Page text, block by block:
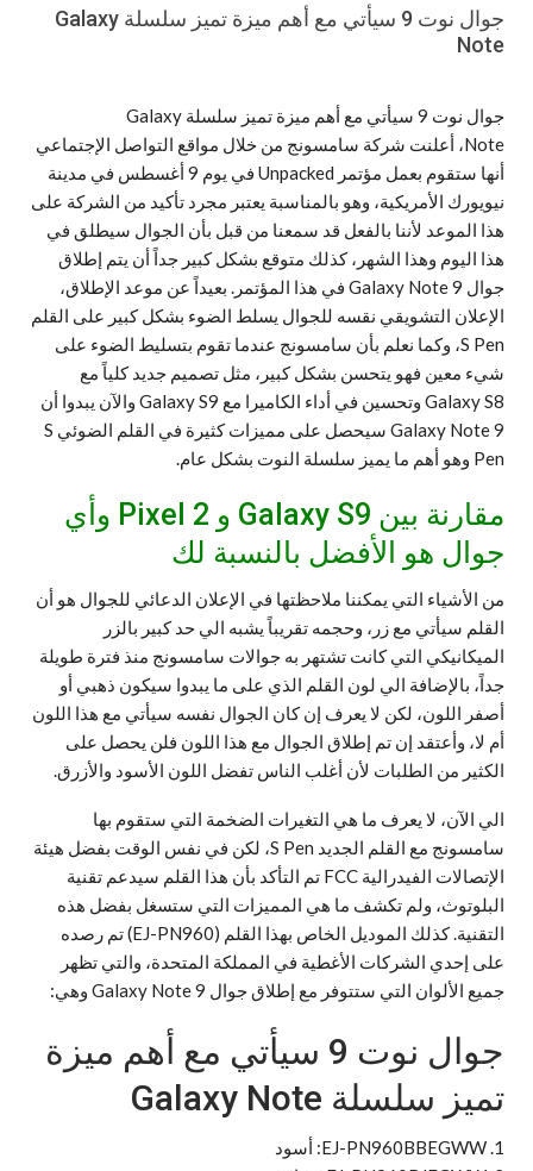
جوال نوت 9 سيأتي مع أهم ميزة تميز سلسلة Galaxy
Note
جوال نوت 9 سيأتي مع أهم ميزة تميز سلسلة Galaxy
Note، أعلنت شركة سامسونج من خلال مواقع التواصل الإجتماعي
أنها ستقوم بعمل مؤتمر Unpacked في يوم 9 أغسطس في مدينة
نيويورك الأمريكية، وهو بالمناسبة يعتبر مجرد تأكيد من الشركة على
هذا الموعد لأننا بالفعل قد سمعنا من قبل بأن الجوال سيطلق في
هذا اليوم وهذا الشهر، كذلك متوقع بشكل كبير جداً أن يتم إطلاق
جوال Galaxy Note 9 في هذا المؤتمر. بعيداً عن موعد الإطلاق،
الإعلان التشويقي نقسه للجوال يسلط الضوء بشكل كبير على القلم
S Pen، وكما نعلم بأن سامسونج عندما تقوم بتسليط الضوء على
شيء معين فهو يتحسن بشكل كبير، مثل تصميم جديد كلياً مع
Galaxy S8 وتحسين في أداء الكاميرا مع Galaxy S9 والآن يبدوا أن
Galaxy Note 9 سيحصل على مميزات كثيرة في القلم الضوئي S
Pen وهو أهم ما يميز سلسلة النوت بشكل عام.
مقارنة بين Galaxy S9 و Pixel 2 وأي
جوال هو الأفضل بالنسبة لك
من الأشياء التي يمكننا ملاحظتها في الإعلان الدعائي للجوال هو أن
القلم سيأتي مع زر، وحجمه تقريباً يشبه الي حد كبير بالزر
الميكانيكي التي كانت تشتهر به جوالات سامسونج منذ فترة طويلة
جداً، بالإضافة الي لون القلم الذي على ما يبدوا سيكون ذهبي أو
أصفر اللون، لكن لا يعرف إن كان الجوال نفسه سيأتي مع هذا اللون
أم لا، وأعتقد إن تم إطلاق الجوال مع هذا اللون فلن يحصل على
الكثير من الطلبات لأن أغلب الناس تفضل اللون الأسود والأزرق.
الي الآن، لا يعرف ما هي التغيرات الضخمة التي ستقوم بها
سامسونج مع القلم الجديد S Pen، لكن في نفس الوقت بفضل هيئة
الإتصالات الفيدرالية FCC تم التأكد بأن هذا القلم سيدعم تقنية
البلوتوث، ولم تكشف ما هي المميزات التي ستسغل بفضل هذه
التقنية. كذلك الموديل الخاص بهذا القلم (EJ-PN960) تم رصده
على إحدي الشركات الأغطية في المملكة المتحدة، والتي تظهر
جميع الألوان التي ستتوفر مع إطلاق جوال Galaxy Note 9 وهي:
جوال نوت 9 سيأتي مع أهم ميزة
تميز سلسلة Galaxy Note
1. EJ-PN960BBEGWW: أسود